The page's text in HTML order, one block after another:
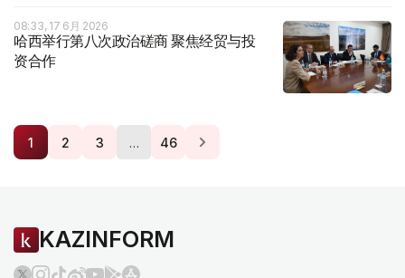
08:33, 17 6月 2026
哈西举行第八次政治磋商 聚焦经贸与投
资合作
1 2 3 … 46
KAZINFORM